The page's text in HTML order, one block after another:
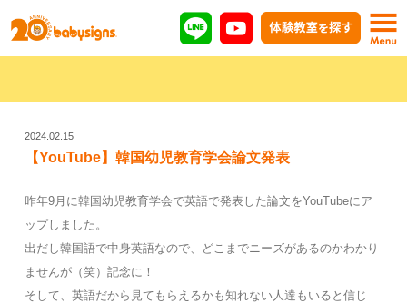
2024.02.15
【YouTube】韓国幼児教育学会論文発表
昨年9月に韓国幼児教育学会で英語で発表した論文をYouTubeにア
ップしました。
出だし韓国語で中身英語なので、どこまでニーズがあるのかわかり
ませんが（笑）記念に！
そして、英語だから見てもらえるかも知れない人達もいると信じ